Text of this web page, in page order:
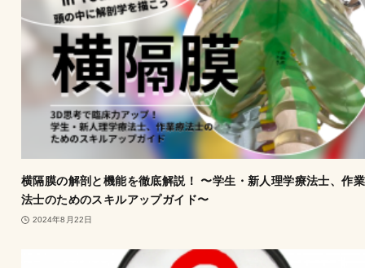
横隔膜の解剖と機能を徹底解説！ 〜学生・新人理学療法士、作
法士のためのスキルアップガイド〜
2024年8月22日